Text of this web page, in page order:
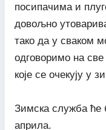
посипачима и
довољно
тако да у сваком
одговоримо на
које се очекују у
Зимска служба ће
априла.